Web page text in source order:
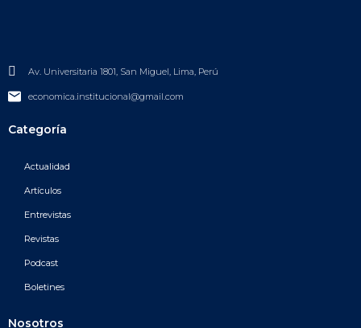
Av. Universitaria 1801, San Miguel, Lima, Perú
economica.institucional@gmail.com
Categoría
Actualidad
Artículos
Entrevistas
Revistas
Podcast
Boletines
Nosotros